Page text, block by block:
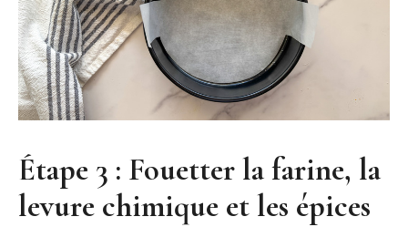
Étape 3 : Fouetter la farine, la
levure chimique et les épices